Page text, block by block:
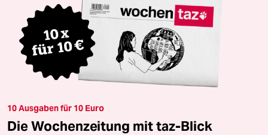
10 Ausgaben für 10 Euro
Die Wochenzeitung mit taz-Blick